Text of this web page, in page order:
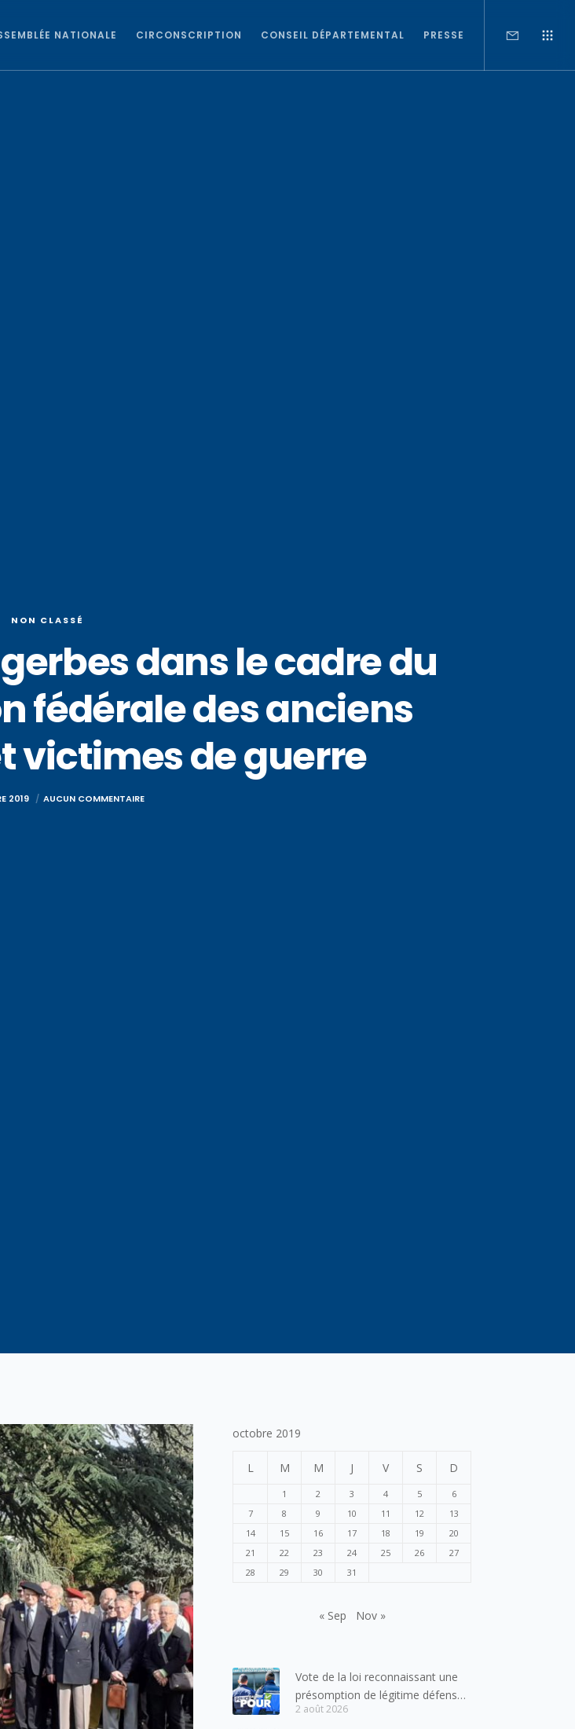
NATIONALE CIRCONSCRIPTION CONSEIL DÉPARTEMENTAL PRESSE
NON CLASSÉ
dans le cadre du
fédérale des anciens
victimes de guerre
2019 AUCUN COMMENTAIRE
octobre 2019
L M M J V S D
1 2 3 4 5
6
7
8 9 10 11 12
13
14
15 16 17 18 19
20
21
22 23 24 25 26
27
28
29 30 31
« Sep Nov »
Vote de la loi reconnaissant une
présomption de légitime défense
pour les forces de l’ordre
2 août 2026